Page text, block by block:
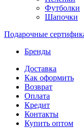
Футболки
Шапочки
Подарочные
Бренды
Доставка
Как оформить
Возврат
Оплата
Кредит
Контакты
Купить оптом